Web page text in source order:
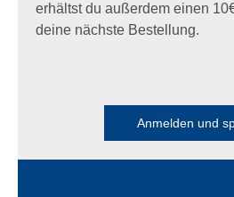
erhältst du außerdem einen
deine nächste Bestellung.
Anmelden und